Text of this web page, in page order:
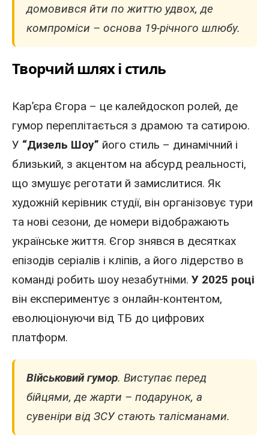
домовився йти по життю удвох, де
компроміси – основа 19-річного шлюбу.
Творчий шлях і стиль
Кар’єра Єгора – це калейдоскоп ролей, де
гумор переплітається з драмою та сатирою.
У “Дизель Шоу” його стиль – динамічний і
близький, з акцентом на абсурд реальності,
що змушує реготати й замислитися. Як
художній керівник студії, він організовує тури
та нові сезони, де номери відображають
українське життя. Єгор знявся в десятках
епізодів серіалів і кліпів, а його лідерство в
команді робить шоу незабутніми. У 2025 році
він експериментує з онлайн-контентом,
еволюціонуючи від ТБ до цифрових
платформ.
Військовий гумор. Виступає перед
бійцями, де жарти – подарунок, а
сувеніри від ЗСУстають талісманами.